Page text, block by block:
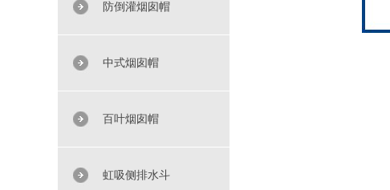
防倒灌烟囱帽
中式烟囱帽
百叶烟囱帽
虹吸侧排水斗